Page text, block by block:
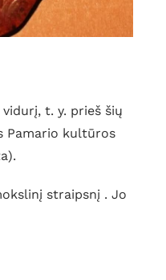
t. y. prieš šių
Pamario kultūros
straipsnį . Jo